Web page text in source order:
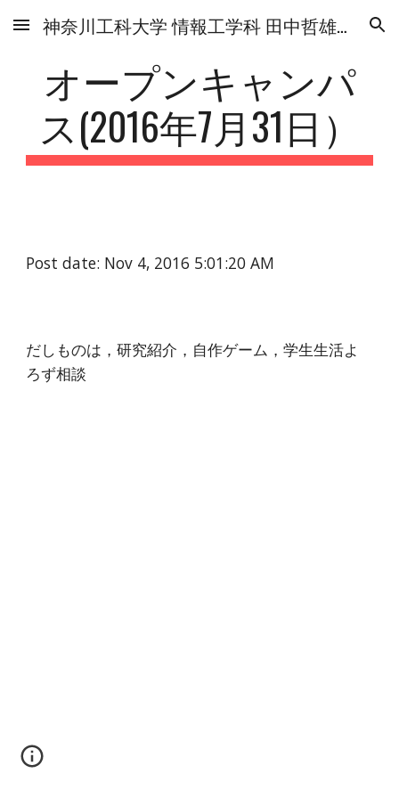
Skip to main content Skip to navigation
神奈川工科大学 情報工学科 田中哲雄研究室
オープンキャンパ
ス(2016年7月31日）
Post date: Nov 4, 2016 5:01:20 AM
だしものは，研究紹介，自作ゲーム，学生生活よ
ろず相談